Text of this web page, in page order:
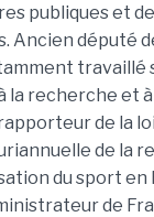
publiques et
Ancien député
travaillé
la recherche et
de la
de la
du sport en
de